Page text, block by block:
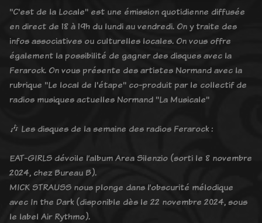
"C'est de la Locale" est une émission quotidienne diffusée
en direct de 18 à 19h du lundi au vendredi. On y traite des
infos associatives ou culturelles locales. On vous offre
également la possibilité de gagner des disques avec la
Ferarock. On vous présente des artistes Normand avec la
rubrique "Le local de l'étape" co-produit par le collectif de
radios musiques actuelles Normand "La Musicale"
🎶 Les disques de la semaine des radios Ferarock :
EAT-GIRLS dévoile l’album Area Silenzio (sorti le 8 novembre
2024, chez Bureau B).
MICK STRAUSS nous plonge dans l’obscurité mélodique
avec In the Dark (disponible dès le 22 novembre 2024, sous
le label Air Rythmo).